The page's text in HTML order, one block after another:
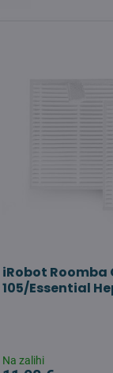
iRobot Roomba
105/Essential
Na zalihi